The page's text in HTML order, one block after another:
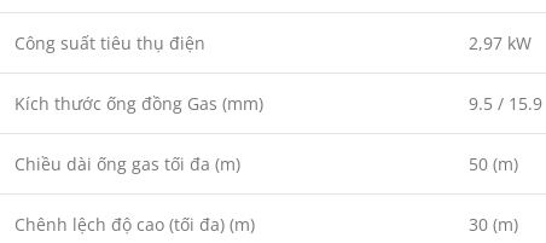
Công suất tiêu thụ điện 2,97 kW
Kích thước ống đồng Gas (mm) 9.5 / 15.9
Chiều dài ống gas tối đa (m) 50 (m)
Chênh lệch độ cao (tối đa) (m) 30 (m)